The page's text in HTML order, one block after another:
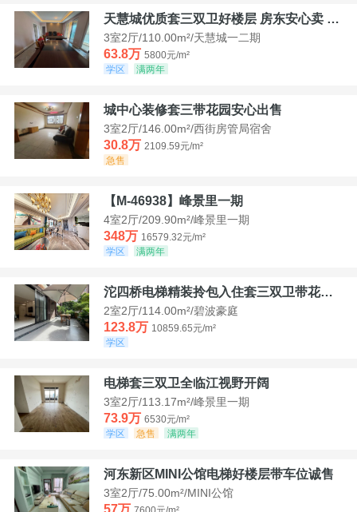
天慧城优质套三双卫好楼层 房东安心卖 价格好谈
3室2厅/110.00m²/天慧城一二期
63.8万 5800元/m²
学区
满两年
城中心装修套三带花园安心出售
3室2厅/146.00m²/西街房管局宿舍
30.8万 2109.59元/m²
急售
【M-46938】峰景里一期
4室2厅/209.90m²/峰景里一期
348万 16579.32元/m²
学区
满两年
沱四桥电梯精装拎包入住套三双卫带花园40平米带车位
2室2厅/114.00m²/碧波豪庭
123.8万 10859.65元/m²
学区
电梯套三双卫全临江视野开阔
3室2厅/113.17m²/峰景里一期
73.9万 6530元/m²
学区
急售 满两年
河东新区MINI公馆电梯好楼层带车位诚售
3室2厅/75.00m²/MINI公馆
57万